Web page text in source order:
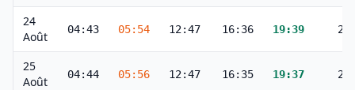
24
Août
04:43 05:54 12:47 16:36 19:39
25
Août
04:44 05:56 12:47 16:35 19:37